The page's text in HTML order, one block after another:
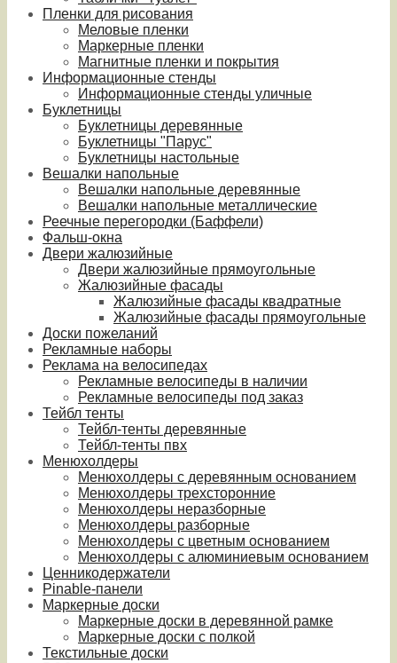
Пленки для рисования
Меловые пленки
Маркерные пленки
Магнитные пленки и покрытия
Информационные стенды
Информационные стенды уличные
Буклетницы
Буклетницы деревянные
Буклетницы "Парус"
Буклетницы настольные
Вешалки напольные
Вешалки напольные деревянные
Вешалки напольные металлические
Реечные перегородки (Баффели)
Фальш-окна
Двери жалюзийные
Двери жалюзийные прямоугольные
Жалюзийные фасады
Жалюзийные фасады квадратные
Жалюзийные фасады прямоугольные
Доски пожеланий
Рекламные наборы
Реклама на велосипедах
Рекламные велосипеды в наличии
Рекламные велосипеды под заказ
Тейбл тенты
Тейбл-тенты деревянные
Тейбл-тенты пвх
Менюхолдеры
Менюхолдеры с деревянным основанием
Менюхолдеры трехсторонние
Менюхолдеры неразборные
Менюхолдеры разборные
Менюхолдеры с цветным основанием
Менюхолдеры с алюминиевым основанием
Ценникодержатели
Pinable-панели
Маркерные доски
Маркерные доски в деревянной рамке
Маркерные доски с полкой
Текстильные доски